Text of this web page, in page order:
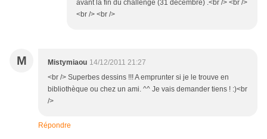
avant la fin du challenge (31 décembre) .<br /> <br />
<br /> <br />
M Mistymiaou 14/12/2011 21:27
<br /> Superbes dessins !!! A emprunter si je le trouve en
bibliothèque ou chez un ami. ^^ Je vais demander tiens ! :)<br
/>
Répondre